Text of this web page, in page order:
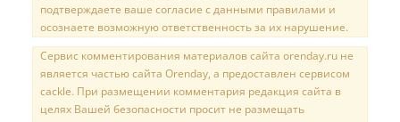
подтверждаете ваше согласие с данными правилами и
осознаете возможную ответственность за их нарушение.
Сервис комментирования материалов сайта orenday.ru не
является частью сайта Orenday, а предоставлен сервисом
cackle. При размещении комментария редакция сайта в
целях Вашей безопасности просит не размещать